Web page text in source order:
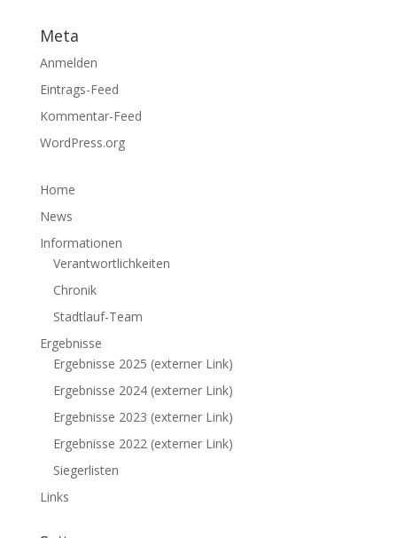
Meta
Anmelden
Eintrags-Feed
Kommentar-Feed
WordPress.org
Home
News
Informationen
Verantwortlichkeiten
Chronik
Stadtlauf-Team
Ergebnisse
Ergebnisse 2025 (externer Link)
Ergebnisse 2024 (externer Link)
Ergebnisse 2023 (externer Link)
Ergebnisse 2022 (externer Link)
Siegerlisten
Links